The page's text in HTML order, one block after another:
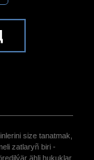
size tanatmak,
zatlaryñ biri -
ähli hukuklar